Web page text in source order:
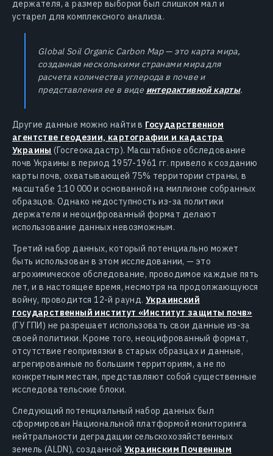
держателя, а размер выборки был слишком мал и
устарел для комплексного анализа.
Global Soil Organic Carbon Map — это карта мира,
созданная несколькими странами мира для
расчета количества углерода в почве и
представления ее в виде интерактивной карты.
Другие данные можно найти в Государственном
агентстве геодезии, картографии и кадастра
Украины (Госгеокадастр). Масштабное обследование
почв Украины в период 1957-1961 гг. привело к созданию
карты почв, охватывающей 75% территории страны, в
масштабе 1:10 000 и основанной на миллионе собранных
образцов. Однако недоступность из-за политики
держателя и неоцифрованный формат делают
использование данных невозможным.
Третий набор данных, который потенциально может
быть использован в этом исследовании, — это
агрохимическое обследование, проводимое каждые пять
лет, и в настоящее время, несмотря на продолжающуюся
войну, проводится 12-й раунд. Украинский
государственный институт «Институт защиты почв»
(ГУ ГПИ) не разрешает использовать свои данные из-за
своей политики. Кроме того, неоцифрованный формат,
отсутствие геопривязки в старых образцах и данные,
агрегированные по большим территориям, а не по
конкретным местам, представляют собой существенные
исследовательские блоки.
Следующий потенциальный набор данных был
сформирован Национальной платформой мониторинга
нейтральности деградации сельскохозяйственных
земель (ALDN), созданной Украинским Почвенным